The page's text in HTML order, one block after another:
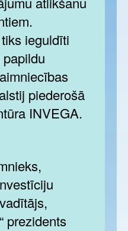
ieguldīti
piederošā
INVEGA.
prezidents